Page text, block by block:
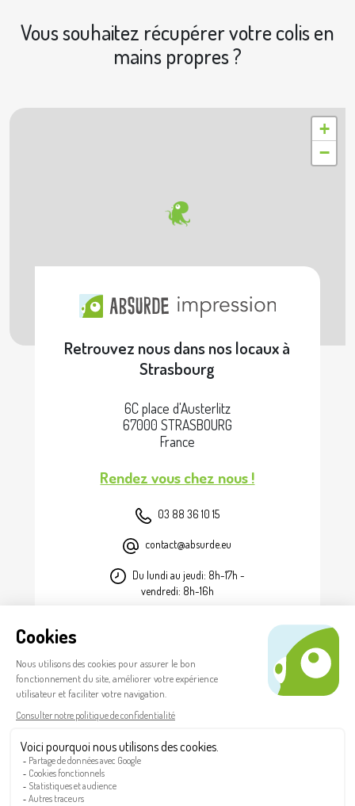
Vous souhaitez récupérer votre colis en
mains propres ?
+
−
Retrouvez nous dans nos locaux à
Strasbourg
6C place d'Austerlitz
67000 STRASBOURG
France
Rendez vous chez nous !
03 88 36 10 15
contact@absurde.eu
Du lundi au jeudi: 8h-17h -
vendredi: 8h-16h
FR